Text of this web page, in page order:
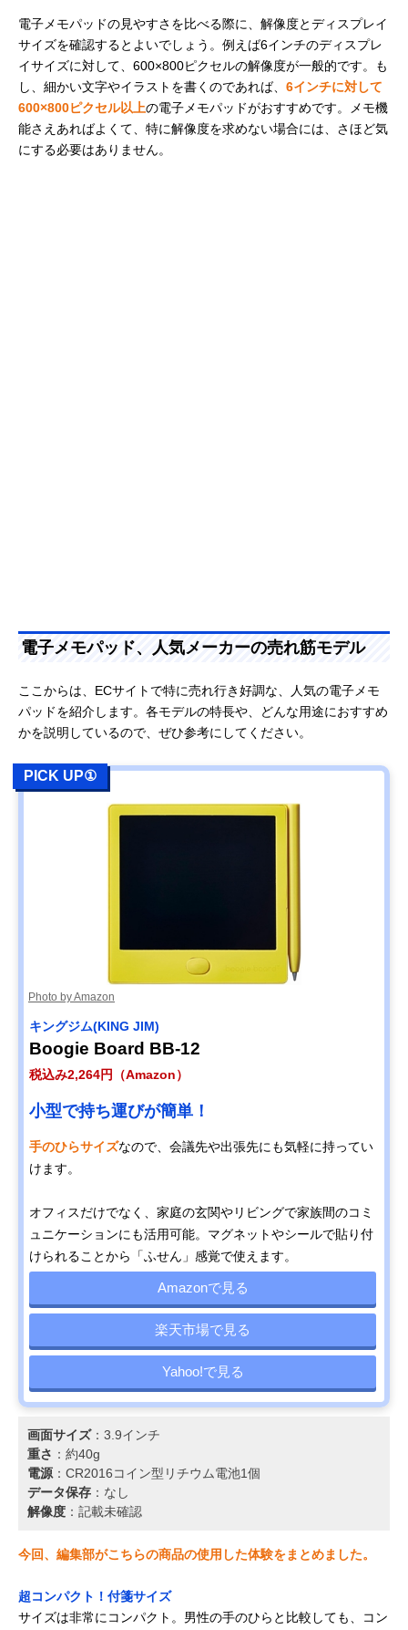
電子メモパッドの見やすさを比べる際に、解像度とディスプレイ
サイズを確認するとよいでしょう。例えば6インチのディスプレ
イサイズに対して、600×800ピクセルの解像度が一般的です。も
し、細かい文字やイラストを書くのであれば、 6インチに対して
600×800ピクセル以上の電子メモパッドがおすすめです。メモ機
能さえあればよくて、特に解像度を求めない場合には、さほど気
にする必要はありません。
電子メモパッド、人気メーカーの売れ筋モデル
ここからは、ECサイトで特に売れ行き好調な、人気の電子メモ
パッドを紹介します。各モデルの特長や、どんな用途におすすめ
かを説明しているので、ぜひ参考にしてください。
PICK UP①
Photo by Amazon
キングジム(KING JIM)
Boogie Board BB-12
税込み2,264円（Amazon）
小型で持ち運びが簡単！
手のひらサイズなので、会議先や出張先にも気軽に持ってい
けます。
オフィスだけでなく、家庭の玄関やリビングで家族間のコミ
ュニケーションにも活用可能。マグネットやシールで貼り付
けられることから「ふせん」感覚で使えます。
Amazonで見る
楽天市場で見る
Yahoo!で見る
画面サイズ：3.9インチ
重さ ：約40g
電源 ：CR2016コイン型リチウム電池1個
データ保存 ：なし
解像度 ：記載未確認
今回、編集部がこちらの商品の使用した体験をまとめました。
超コンパクト！付箋サイズ
サイズは非常にコンパクト。男性の手のひらと比較しても、コン